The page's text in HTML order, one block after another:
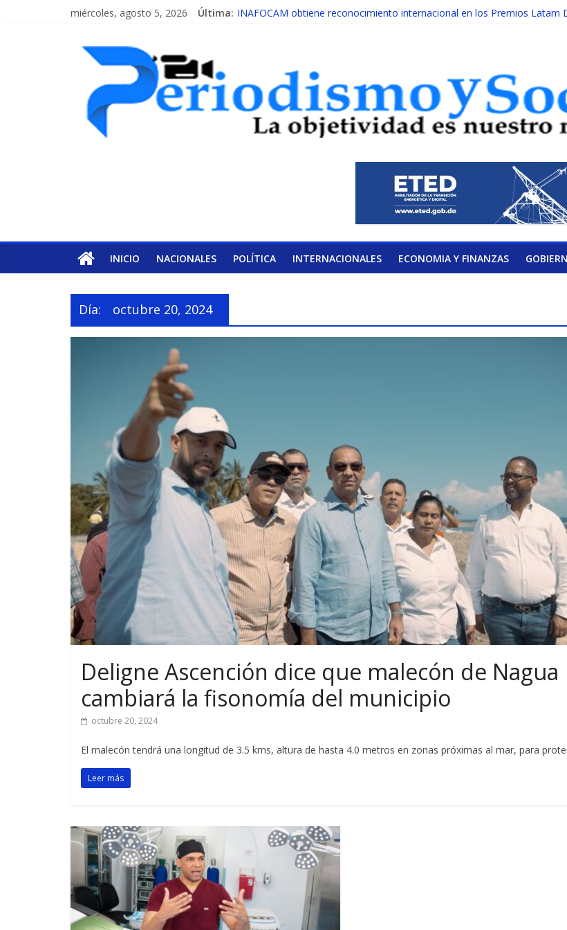
miércoles, agosto 5, 2026 Última: INAFOCAM obtiene reconocimiento internacional en los Premios Latam
MESCyT presenta calendario de Consulta Nacional por la Educación
INICIO NACIONALES POLÍTICA INTERNACIONALES ECONOMIA Y FINANZAS
Día: octubre 20, 2024
Deligne Ascención dice que malecón de Nagua
cambiará la fisonomía del municipio
octubre 20, 2024
El malecón tendrá una longitud de 3.5 kms, altura de hasta 4.0 metros en zonas próximas al mar, para
Leer más